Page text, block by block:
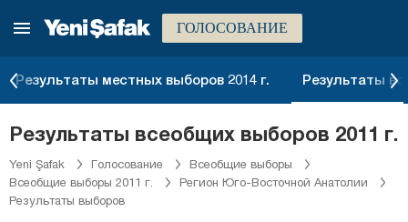
ГОЛОСОВАНИЕ
Результаты местных выборов 2014 г. Результаты
Результаты всеобщих выборов 2011 г.
Yeni Şafak Голосование
Всеобщие выборы
Всеобщие выборы 2011 г.
Регион Юго-Восточной Анатолии
Результаты выборов